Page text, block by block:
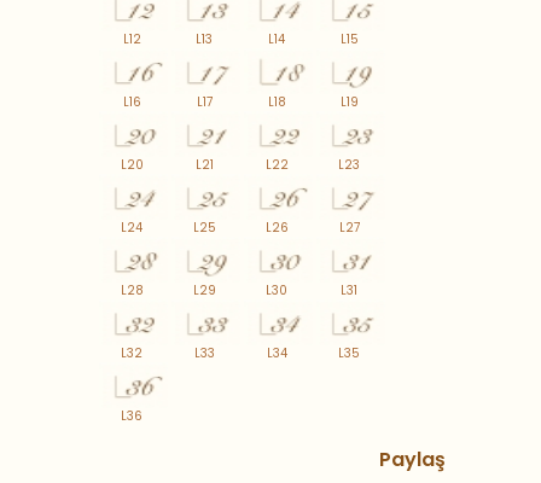
L12 L13 L14 L15
L16 L17 L18 L19
L20 L21 L22 L23
L24 L25 L26 L27
L28 L29 L30 L31
L32 L33 L34 L35
L36
Paylaş